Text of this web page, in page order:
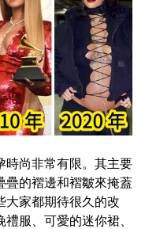
時尚非常有限。其主要
疊的褶邊和褶皺來掩蓋
大家都期待很久的改
服、可愛的迷你裙、